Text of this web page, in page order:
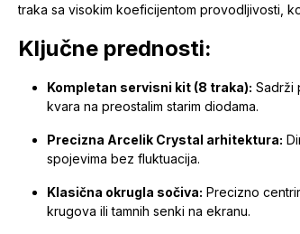
traka sa visokim koeficijentom provodljivosti,
Ključne prednosti:
Kompletan servisni kit (8 traka): Sadrži
kvara na preostalim starim diodama.
Precizna Arcelik Crystal arhitektura:
spojevima bez fluktuacija.
Klasična okrugla sočiva: Precizno
krugova ili tamnih senki na ekranu.